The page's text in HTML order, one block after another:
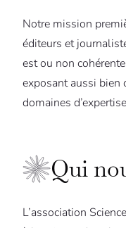
Notre mission
éditeurs et
est ou non
exposant aussi bien
domaines
Qui
L’association